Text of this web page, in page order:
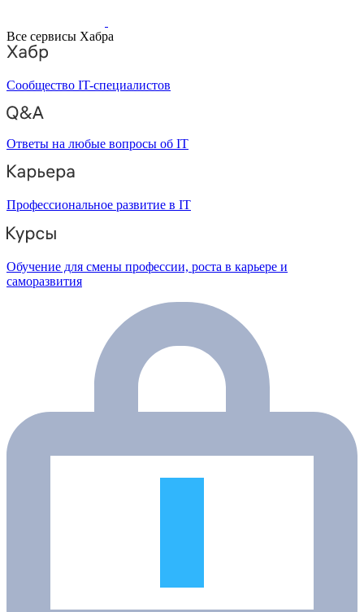
Все сервисы Хабра
Сообщество IT-специалистов
Ответы на любые вопросы об IT
Профессиональное развитие в IT
Обучение для смены профессии, роста в карьере и
саморазвития